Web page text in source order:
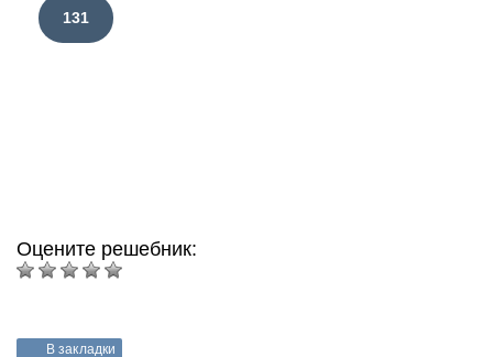
131
Оцените решебник:
В закладки